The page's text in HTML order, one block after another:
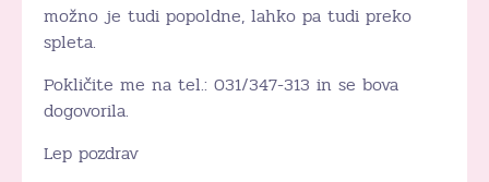
možno je tudi popoldne, lahko pa tudi preko
spleta.
Pokličite me na tel.: 031/347-313 in se bova
dogovorila.
Lep pozdrav